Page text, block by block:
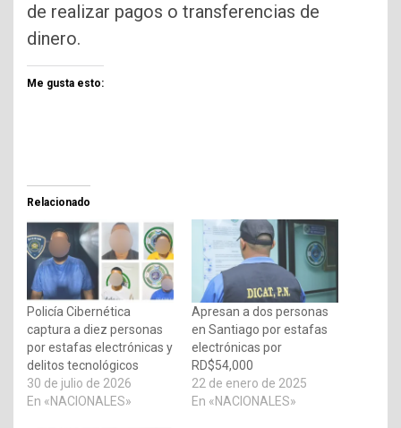
de realizar pagos o transferencias de
dinero.
Me gusta esto:
Relacionado
Policía Cibernética
captura a diez personas
por estafas electrónicas y
delitos tecnológicos
30 de julio de 2026
En «NACIONALES»
Apresan a dos personas
en Santiago por estafas
electrónicas por
RD$54,000
22 de enero de 2025
En «NACIONALES»